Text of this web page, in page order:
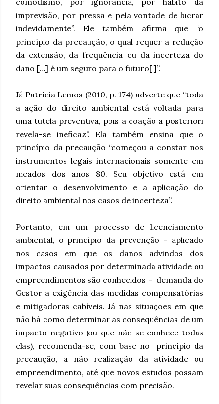
comodismo, por ignorância, por hábito da
imprevisão, por pressa e pela vontade de lucrar
indevidamente”. Ele também afirma que “o
princípio da precaução, o qual requer a redução
da extensão, da frequência ou da incerteza do
dano […] é um seguro para o futuro[!]”.
Já Patrícia Lemos (2010, p. 174) adverte que “toda
a ação do direito ambiental está voltada para
uma tutela preventiva, pois a coação a posteriori
revela-se ineficaz”. Ela também ensina que o
princípio da precaução “começou a constar nos
instrumentos legais internacionais somente em
meados dos anos 80. Seu objetivo está em
orientar o desenvolvimento e a aplicação do
direito ambiental nos casos de incerteza”.
Portanto, em um processo de licenciamento
ambiental, o princípio da prevenção – aplicado
nos casos em que os danos advindos dos
impactos causados por determinada atividade ou
empreendimentos são conhecidos – demanda do
Gestor a exigência das medidas compensatórias
e mitigadoras cabíveis. Já nas situações em que
não há como determinar as consequências de um
impacto negativo (ou que não se conhece todas
elas), recomenda-se, com base no princípio da
precaução, a não realização da atividade ou
empreendimento, até que novos estudos possam
revelar suas consequências com precisão.